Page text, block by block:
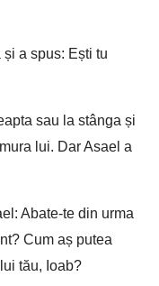
a spus: Ești tu
sau la stânga și
lui. Dar Asael a
Abate-te din urma
Cum aș putea
tău, Ioab?